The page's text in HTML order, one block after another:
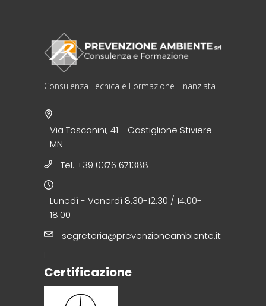
Consulenza Tecnica e Formazione Finanziata
Via Toscanini, 41 - Castiglione Stiviere -
MN
Tel. +39 0376 671388
Lunedì - Venerdì 8.30-12.30 / 14.00-
18.00
segreteria@prevenzioneambiente.it
Certificazione